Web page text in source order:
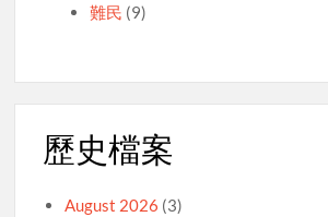
難民 (9)
歷史檔案
August 2026 (3)